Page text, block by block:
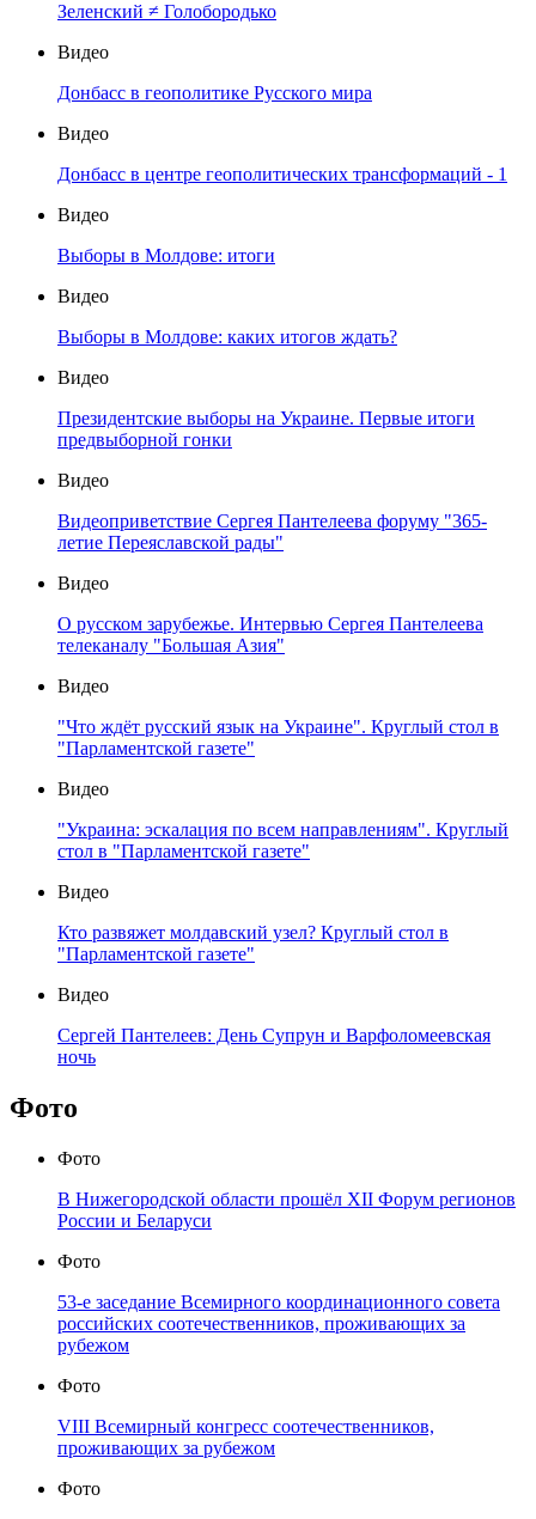
Зеленский ≠ Голобородько
Видео
Донбасс в геополитике Русского мира
Видео
Донбасс в центре геополитических трансформаций - 1
Видео
Выборы в Молдове: итоги
Видео
Выборы в Молдове: каких итогов ждать?
Видео
Президентские выборы на Украине. Первые итоги
предвыборной гонки
Видео
Видеоприветствие Сергея Пантелеева форуму "365-
летие Переяславской рады"
Видео
О русском зарубежье. Интервью Сергея Пантелеева
телеканалу "Большая Азия"
Видео
"Что ждёт русский язык на Украине". Круглый стол в
"Парламентской газете"
Видео
"Украина: эскалация по всем направлениям". Круглый
стол в "Парламентской газете"
Видео
Кто развяжет молдавский узел? Круглый стол в
"Парламентской газете"
Видео
Сергей Пантелеев: День Супрун и Варфоломеевская
ночь
Фото
Фото
В Нижегородской области прошёл XII Форум регионов
России и Беларуси
Фото
53-е заседание Всемирного координационного совета
российских соотечественников, проживающих за
рубежом
Фото
VIII Всемирный конгресс соотечественников,
проживающих за рубежом
Фото